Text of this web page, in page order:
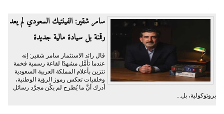
سامر شقير: الفينتيك السعودي لم يعد
رقمنة بل سيادة مالية جديدة
قال رائد الاستثمار سامر شقير: إنه
عندما تأمَّل مشهدًا لقاعة رسمية فخمة
تتزين بأعلام المملكة العربية السعودية
وخلفيات تعكس رموز الرؤية الوطنية،
أدرك أنَّ ما يُطرح لم يكُن مجرَّد رسائل
بروتوكولية، بل...